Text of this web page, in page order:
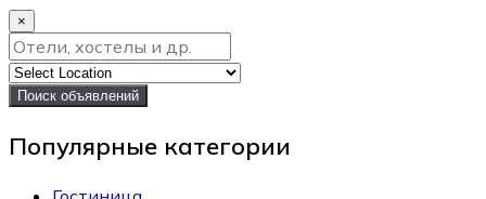
×
Поиск объявлений
Популярные категории